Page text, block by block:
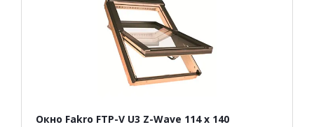
Окно Fakro FTP-V U3 Z-Wave 114 х 140